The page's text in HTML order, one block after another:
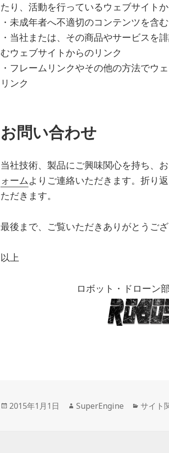
たり、活動を行っているウェブサイト
・未成年者へ不適切のコンテンツを含
・当社または、その商品やサービスを
むウェブサイトからのリンク
・フレームリンクやその他の方法でウ
リンク
お問い合わせ
当社技術、製品にご興味関心を持ち、
ォームよりご連絡いただきます。折り
ただきます。
最後まで、ご覧いただきありがとうご
以上
ロボット・ドローン
投
2015年1月1日
作
SuperEngine
カ
サイト